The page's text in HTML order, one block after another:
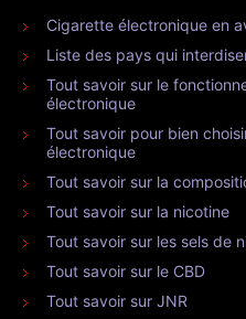
Cigarette électronique en
Liste des pays qui
Tout savoir sur le
électronique
Tout savoir pour bien
électronique
Tout savoir sur la
Tout savoir sur la nicotine
Tout savoir sur les sels de
Tout savoir sur le CBD
Tout savoir sur JNR